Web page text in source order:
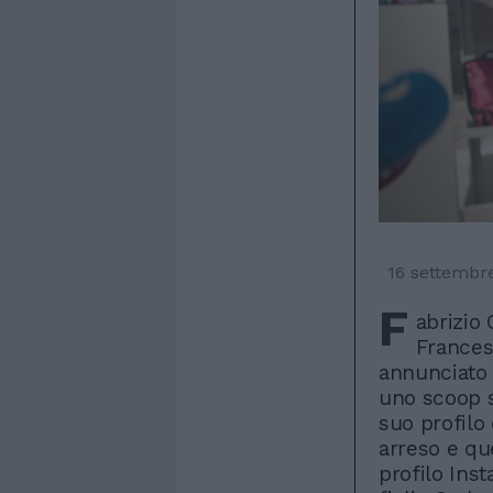
16
F abrizio
uno scoop
suo profilo
arreso e
profilo